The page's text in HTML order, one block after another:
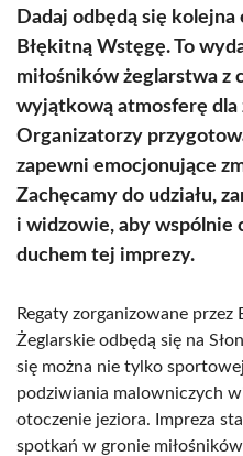
Dadaj odbędą się
Błękitną Wstęgę. To
miłośników żeglarstwa z
wyjątkową atmosferę
Organizatorzy
zapewni emocjonujące
Zachęcamy do udziału,
i widzowie, aby wspólnie
duchem tej imprezy.
Regaty zorganizowane
Żeglarskie odbędą się na
się można nie tylko
podziwiania malowniczych
otoczenie jeziora. Impreza
spotkań w gronie